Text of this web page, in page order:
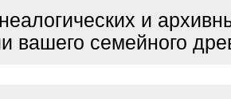
и
вашего семейного